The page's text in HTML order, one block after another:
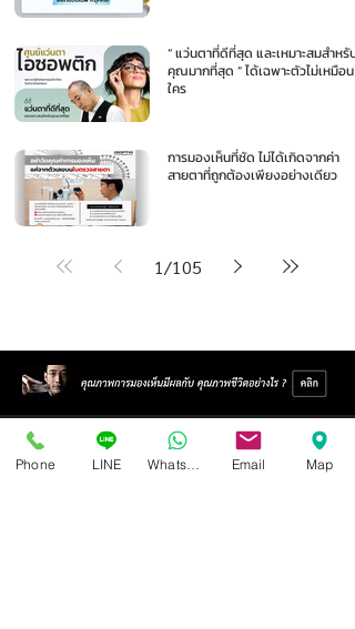
“ แว่นตาที่ดีที่สุด และเหมาะสมสำหรับ
คุณมากที่สุด ” ได้เฉพาะตัวไม่เหมือน
ใคร
การมองเห็นที่ชัด ไม่ได้เกิดจากค่า
สายตาที่ถูกต้องเพียงอย่างเดียว
1/105
Phone LINE Email Map